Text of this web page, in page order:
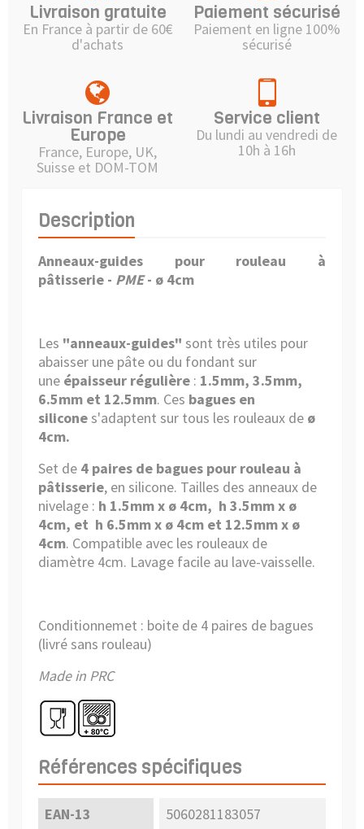
Livraison gratuite
En France à partir de 60€
d'achats
Paiement sécurisé
Paiement en ligne 100%
sécurisé
Livraison France et
Europe
France, Europe, UK,
Suisse et DOM-TOM
Service client
Du lundi au vendredi de
10h à 16h
Description
Anneaux-guides pour rouleau à
pâtisserie - PME- ø 4cm
Les "anneaux-guides" sont très utiles pour
abaisser une pâte ou du fondant sur
une épaisseur régulière : 1.5mm, 3.5mm,
6.5mm et 12.5mm. Ces bagues en
silicones'adaptent sur tous les rouleaux de ø
4cm.
Set de 4 paires de bagues pour rouleau à
pâtisserie, en silicone. Tailles des anneaux de
nivelage : h 1.5mm x ø 4cm, h 3.5mm x ø
4cm, et h 6.5mm x ø 4cm et 12.5mm x ø
4cm. Compatible avec les rouleaux de
diamètre 4cm. Lavage facile au lave-vaisselle.
Conditionnemet : boite de 4 paires de bagues
(livré sans rouleau)
Made in PRC
Références spécifiques
EAN-13 5060281183057